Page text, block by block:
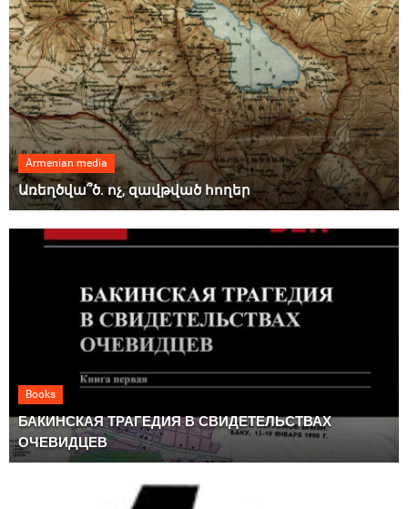
Armenian media
Առեղծվա՞ծ. ոչ, զավթված հողեր
Books
БАКИНСКАЯ ТРАГЕДИЯ В СВИДЕТЕЛЬСТВАХ
ОЧЕВИДЦЕВ